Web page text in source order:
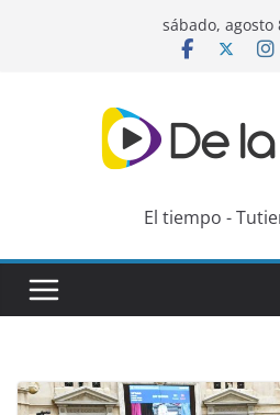
sábado, agosto
El tiempo -